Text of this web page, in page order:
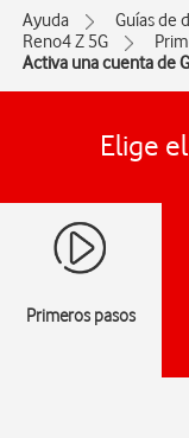
Ayuda Guías de
Reno4 Z 5G
Activa una cuenta de
Elige
Primeros pasos